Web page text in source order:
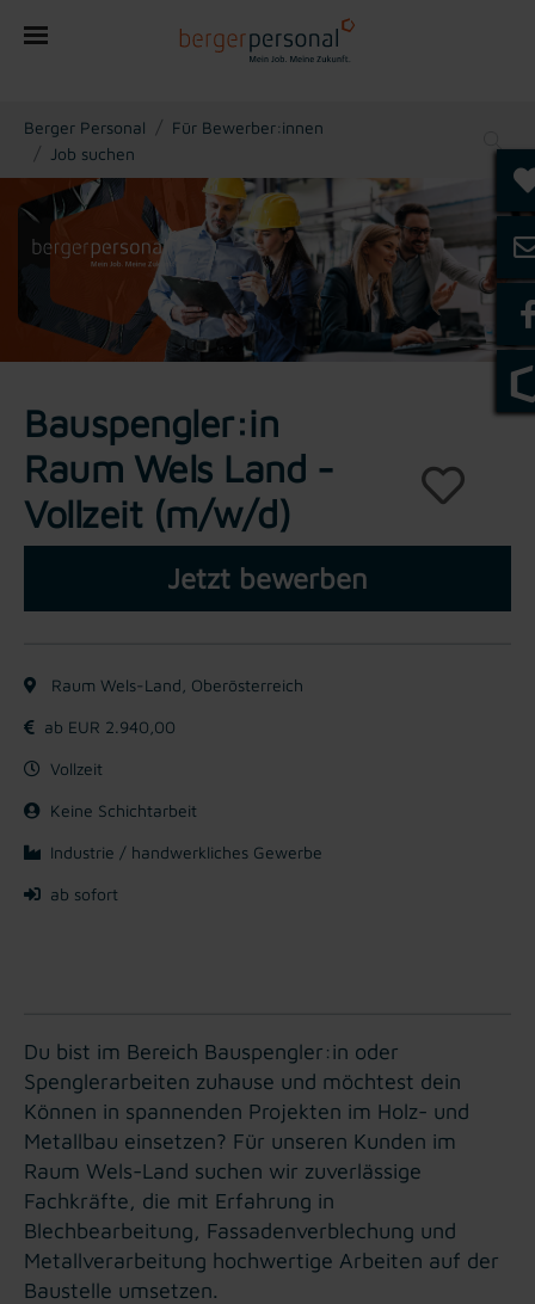
You are here:
Berger Personal
Für Bewerber:innen
Job suchen
Bauspengler:in
Raum Wels Land -
Vollzeit (m/w/d)
Jetzt bewerben
Raum Wels-Land, Oberösterreich
ab EUR 2.940,00
Vollzeit
Keine Schichtarbeit
Industrie / handwerkliches Gewerbe
ab sofort
Du bist im Bereich Bauspengler:in oder
Spenglerarbeiten zuhause und möchtest dein
Können in spannenden Projekten im Holz- und
Metallbau einsetzen? Für unseren Kunden im
Raum Wels-Land suchen wir zuverlässige
Fachkräfte, die mit Erfahrung in
Blechbearbeitung, Fassadenverblechung und
Metallverarbeitung hochwertige Arbeiten auf der
Baustelle umsetzen.